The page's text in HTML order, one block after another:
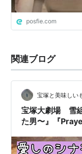
posfie.com
関連ブログ
宝塚と美味しい
宝塚大劇場 雪
た男〜』『